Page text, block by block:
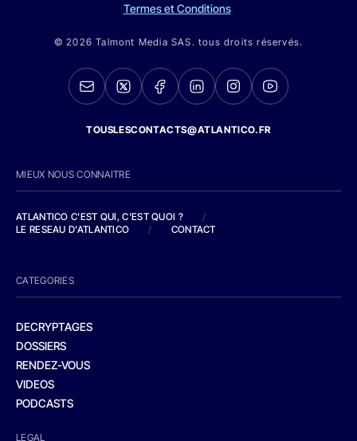
Termes et Conditions
© 2026 Talmont Media SAS. tous droits réservés.
TOUSLESCONTACTS@ATLANTICO.FR
MIEUX NOUS CONNAITRE
ATLANTICO C'EST QUI, C'EST QUOI ?
/
LE RESEAU D'ATLANTICO
/ CONTACT
CATEGORIES
DECRYPTAGES
DOSSIERS
RENDEZ-VOUS
VIDEOS
PODCASTS
LEGAL